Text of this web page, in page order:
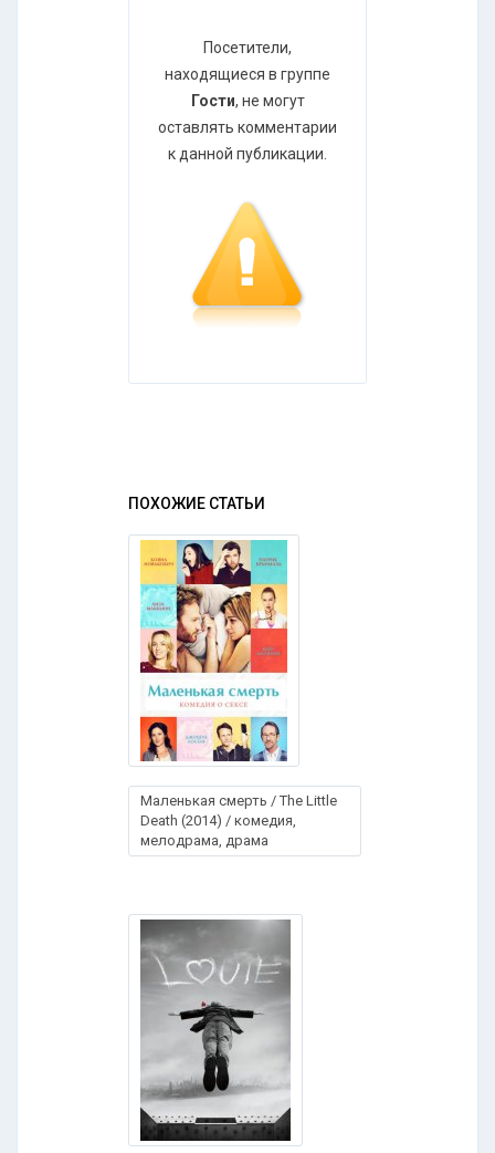
Посетители,
находящиеся в группе
Гости, не могут
оставлять комментарии
к данной публикации.
ПОХОЖИЕ СТАТЬИ
Маленькая смерть / The Little
Death (2014) / комедия,
мелодрама, драма